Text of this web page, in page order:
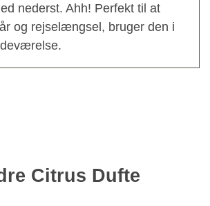
nederst. Ahh! Perfekt til at
og rejselængsel, bruger den i
Citrus Dufte